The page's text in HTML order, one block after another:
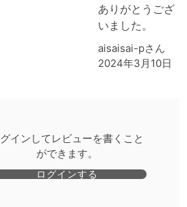
ありがとうござ
いました‍。
aisaisai-pさん
2024年3月10日
インしてレビューを書くこと
ができます。
ログインする